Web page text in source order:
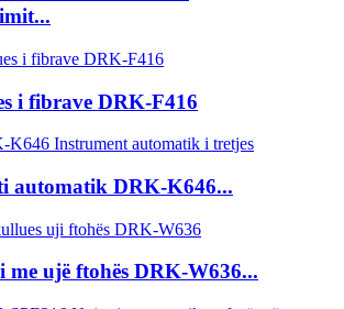
i fibrave DRK-F416
automatik DRK-K646...
me ujë ftohës DRK-W636...